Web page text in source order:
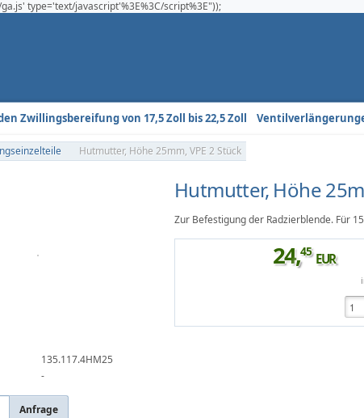
type='text/javascript'%3E%3C/script%3E"));
Zwillingsbereifung von 17,5 Zoll bis 22,5 Zoll
Hutmutter, Höhe 25mm, VPE 2 Stück
135.117.4HM25
-
Hutmutter, Höhe
Zur Befestigung der Radzierblende. Für
24,45 EUR
Anfrage